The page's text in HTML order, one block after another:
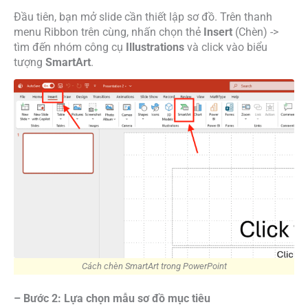
Đầu tiên, bạn mở slide cần thiết lập sơ đồ. Trên thanh
menu Ribbon trên cùng, nhấn chọn thẻ Insert (Chèn) ->
tìm đến nhóm công cụ Illustrations và click vào biểu
tượng SmartArt.
Cách chèn SmartArt trong PowerPoint
– Bước 2: Lựa chọn mẫu sơ đồ mục tiêu